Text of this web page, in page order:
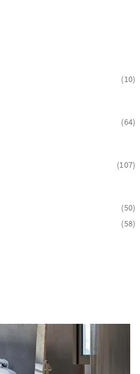
10
64
107
50
58